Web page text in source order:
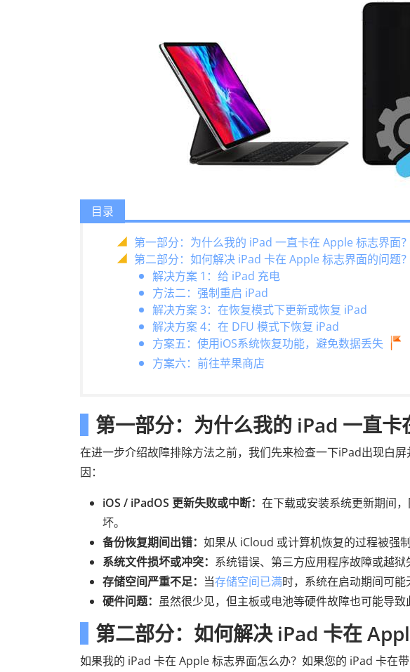
目录
第一部分：为什么我的 iPad 一直卡在 Apple 标志界面？
第二部分：如何解决 iPad 卡在 Apple 标志界面的问题？
解决方案 1：给 iPad 充电
方法二：强制重启 iPad
解决方案 3：在恢复模式下更新或恢复 iPad
解决方案 4：在 DFU 模式下恢复 iPad
方案五：使用iOS系统恢复功能，避免数据丢失
方案六：前往苹果商店
第一部分：为什么我的 iPad 一直卡
在进一步介绍故障排除方法之前，我们先来检查一下iPad出现白
因：
iOS / iPadOS 更新失败或中断： 在下载或安装系统更新期间
坏。
备份恢复期间出错： 如果从 iCloud 或计算机恢复的过程被强
系统文件损坏或冲突： 系统错误、第三方应用程序故障或越狱
存储空间严重不足： 当存储空间已满时，系统在启动期间可能
硬件问题： 虽然很少见，但主板或电池等硬件故障也可能导致
第二部分：如何解决 iPad 卡在
如果我的 iPad 卡在 Apple 标志界面怎么办？如果您的 iPad 卡在